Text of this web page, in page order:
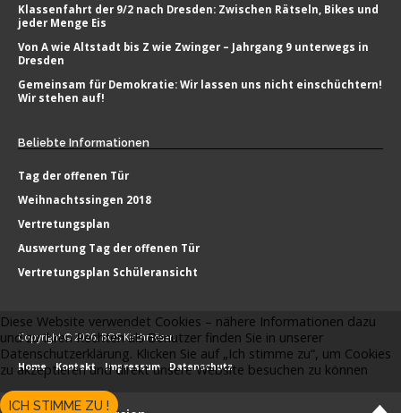
Klassenfahrt der 9/2 nach Dresden: Zwischen Rätseln, Bikes und
jeder Menge Eis
Von A wie Altstadt bis Z wie Zwinger – Jahrgang 9 unterwegs in
Dresden
Gemeinsam für Demokratie: Wir lassen uns nicht einschüchtern!
Wir stehen auf!
Beliebte Informationen
Tag der offenen Tür
Weihnachtssingen 2018
Vertretungsplan
Auswertung Tag der offenen Tür
Vertretungsplan Schüleransicht
Copyright © 2026. BOS Kirchmöser.
Home Kontakt Impressum Datenschutz
Diese Website verwendet Cookies – nähere Informationen dazu
und zu Ihren Rechten als Benutzer finden Sie in unserer
Datenschutzerklärung. Klicken Sie auf „Ich stimme zu“, um Cookies
zu akzeptieren und direkt unsere Website besuchen zu können
ICH STIMME ZU !